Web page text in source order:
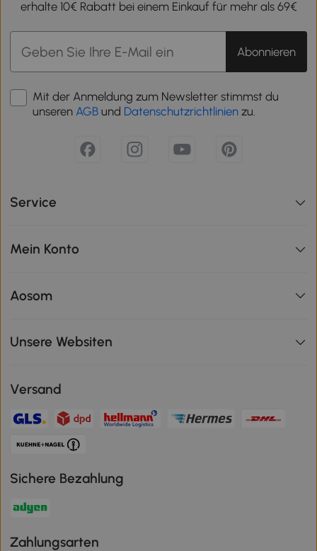
erhalte 10€ Rabatt bei einem Einkauf für mehr als 69€
Abonnieren
Mit der Anmeldung zum Newsletter stimmst du
unseren AGB und Datenschutzrichtlinien zu.
Service
Mein Konto
Aosom
Unsere Websiten
Versand
Sichere Bezahlung
Zahlungsarten